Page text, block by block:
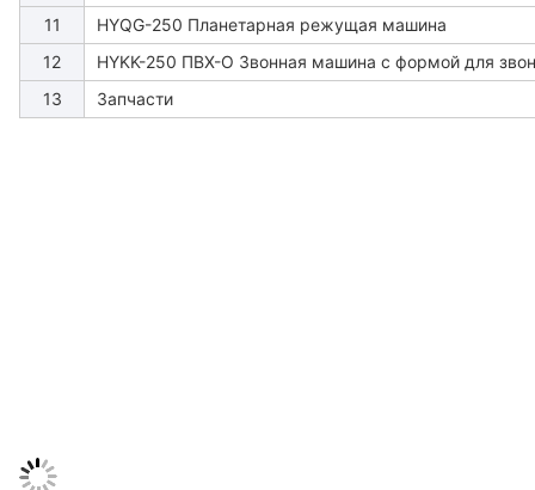
11
HYQG-250 Планетарная режущая машина
12
HYKK-250 ПВХ-О Звонная машина с формой для
13
Запчасти